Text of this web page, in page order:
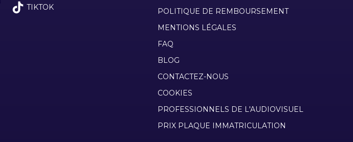
TIKTOK
POLITIQUE DE REMBOURSEMENT
MENTIONS LÉGALES
FAQ
BLOG
CONTACTEZ-NOUS
COOKIES
PROFESSIONNELS DE L'AUDIOVISUEL
PRIX PLAQUE IMMATRICULATION